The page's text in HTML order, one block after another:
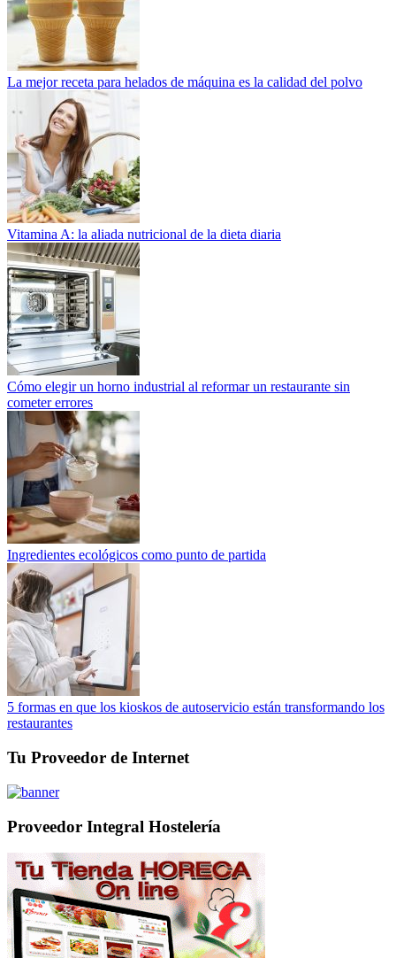
La mejor receta para helados de máquina es la calidad del polvo
Vitamina A: la aliada nutricional de la dieta diaria
Cómo elegir un horno industrial al reformar un restaurante sin
cometer errores
Ingredientes ecológicos como punto de partida
5 formas en que los kioskos de autoservicio están transformando los
restaurantes
Tu Proveedor de Internet
Proveedor Integral Hostelería